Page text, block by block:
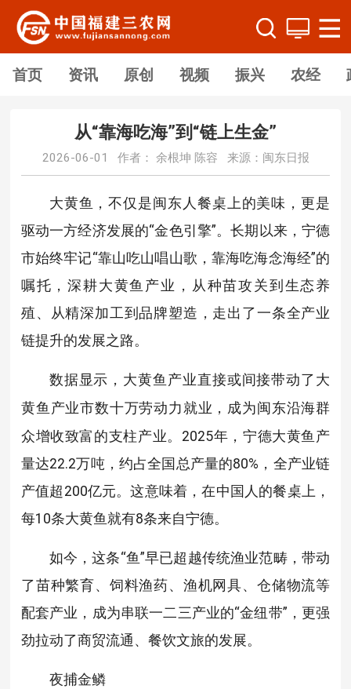
首页 资讯 原创 视频 振兴 农经
从“靠海吃海”到“链上生金”
2026-06-01 作者： 余根坤 陈容 来源：闽东日报
大黄鱼，不仅是闽东人餐桌上的美味，更是
驱动一方经济发展的“金色引擎”。长期以来，宁德
市始终牢记“靠山吃山唱山歌，靠海吃海念海经”的
嘱托，深耕大黄鱼产业，从种苗攻关到生态养
殖、从精深加工到品牌塑造，走出了一条全产业
链提升的发展之路。
数据显示，大黄鱼产业直接或间接带动了 大
黄鱼产业市数十万劳动力就业，成为闽东沿海群
众增收致富的支柱产业。2025年，宁德大黄鱼产
量达22.2万吨，约占全国总产量的80%，全产业链
产值超200亿元。这意味着，在中国人的餐桌上，
每10条大黄鱼就有8条来自宁德。
如今，这条“鱼”早已超越传统渔业范畴，带动
了苗种繁育、饲料渔药、渔机网具、仓储物流等
配套产业，成为串联一二三产业的“金纽带”，更强
劲拉动了商贸流通、餐饮文旅的发展。
夜捕金鳞